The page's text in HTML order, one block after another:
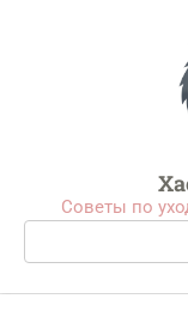
Советы по
Поиск: